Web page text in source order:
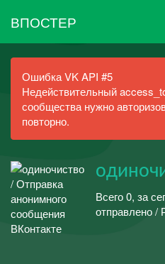
ВПОСТЕР
Ошибка VK API #5
Недействительный
сообщества нужно
повторно.
Всего 0, за
отправлено /